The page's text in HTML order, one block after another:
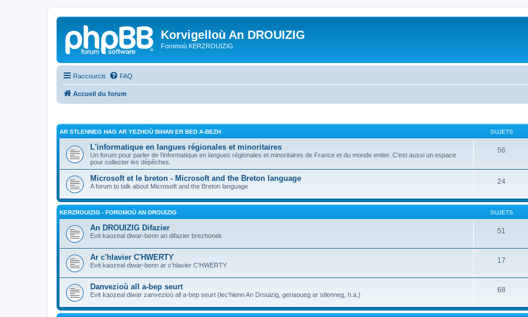
Korvigelloù An DROUIZIG
Foromoù KERZROUIZIG
Raccourcis FAQ
Accueil du forum
AR STLENNEG HAG AR YEZHOÙ BIHAN ER BED A-BEZH SUJETS
L'informatique en langues régionales et minoritaires
Un forum pour parler de l'informatique en langues régionales et minoritaires de France et du monde entier. C'est aussi un espace
pour collecter les dépêches.
56
Microsoft et le breton - Microsoft and the Breton language
A forum to talk about Microsoft and the Breton language
24
KERZROUIZIG - FOROMOÙ AN DROUIZIG SUJETS
An DROUIZIG Difazier
Evit kaozeal diwar-benn an difazier brezhonek
51
Ar c'hlavier C'HWERTY
Evit kaozeal diwar-benn ar c'hlavier C'HWERTY
17
Danvezioù all a-bep seurt
Evit kaozeal diwar zanvezioù all a-bep seurt (lec'hienn An Drouizig, geriaoueg ar stlenneg, h.a.)
68